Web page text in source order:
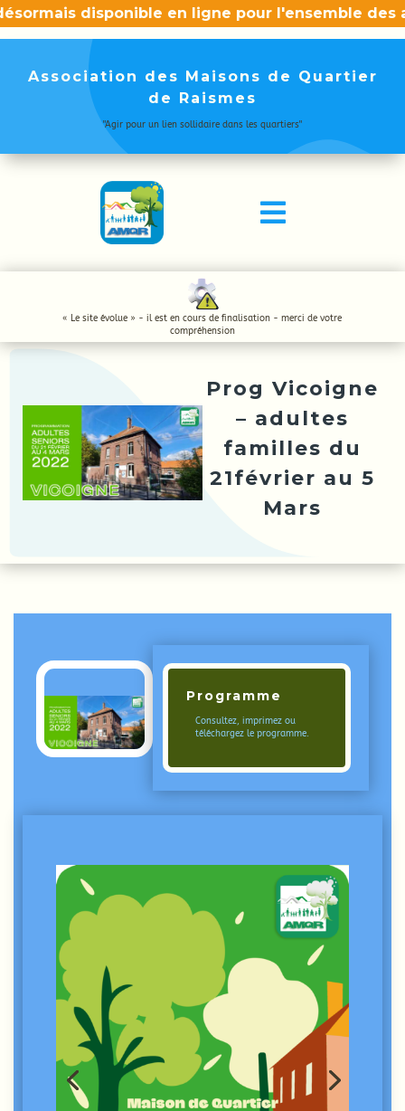
disponible en ligne pour l'ensemble des
Association des Maisons de Quartier
de Raismes
"Agir pour un lien sollidaire dans les quartiers"

« Le site évolue » - il est en cours de finalisation - merci de votre
compréhension
Prog Vicoigne
– adultes
familles du
21février au 5
Mars
Programme
Consultez, imprimez ou
téléchargez le programme.